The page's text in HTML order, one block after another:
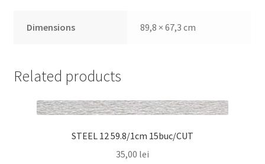
Dimensions 89,8 × 67,3 cm
Related products
STEEL 12 59.8/1cm 15buc/CUT
35,00 lei